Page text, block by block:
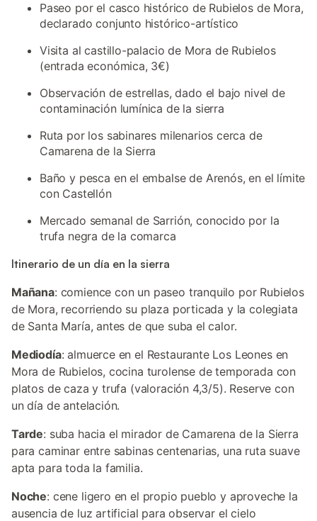
Paseo por el casco histórico de Rubielos de Mora,
declarado conjunto histórico-artístico
Visita al castillo-palacio de Mora de Rubielos
(entrada económica, 3€)
Observación de estrellas, dado el bajo nivel de
contaminación lumínica de la sierra
Ruta por los sabinares milenarios cerca de
Camarena de la Sierra
Baño y pesca en el embalse de Arenós, en el límite
con Castellón
Mercado semanal de Sarrión, conocido por la
trufa negra de la comarca
Itinerario de un día en la sierra
Mañana: comience con un paseo tranquilo por Rubielos
de Mora, recorriendo su plaza porticada y la colegiata
de Santa María, antes de que suba el calor.
Mediodía: almuerce en el Restaurante Los Leones en
Mora de Rubielos, cocina turolense de temporada con
platos de caza y trufa (valoración 4,3/5). Reserve con
un día de antelación.
Tarde: suba hacia el mirador de Camarena de la Sierra
para caminar entre sabinas centenarias, una ruta suave
apta para toda la familia.
Noche: cene ligero en el propio pueblo y aproveche la
ausencia de luz artificial para observar el cielo